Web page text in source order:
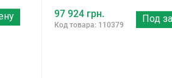
97 924 грн.
Код товара: 110379
Под